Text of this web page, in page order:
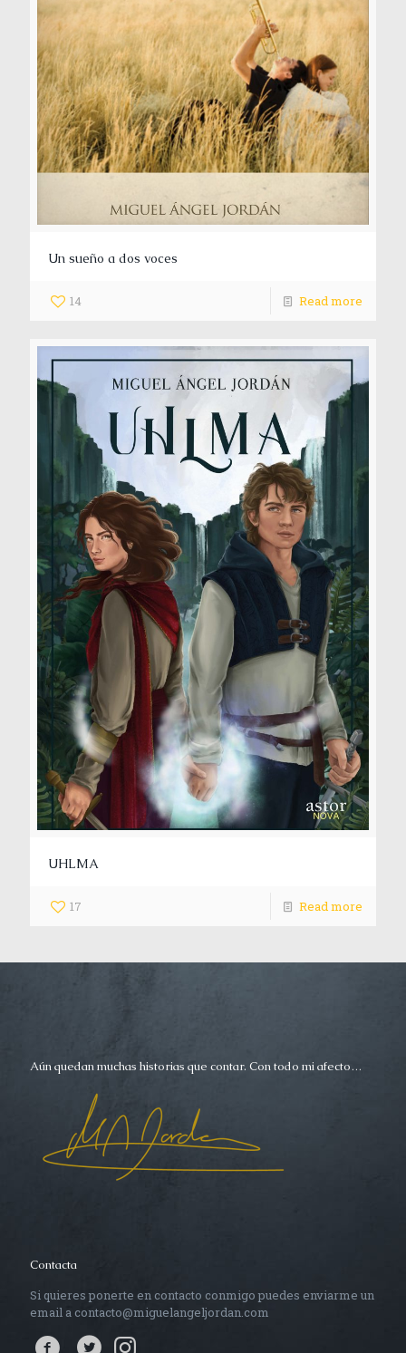
Un sueño a dos voces
14 Read more
UHLMA
17 Read more
Aún quedan muchas historias que contar. Con todo mi afecto…
Contacta
Si quieres ponerte en contacto conmigo puedes enviarme un
email a contacto@miguelangeljordan.com